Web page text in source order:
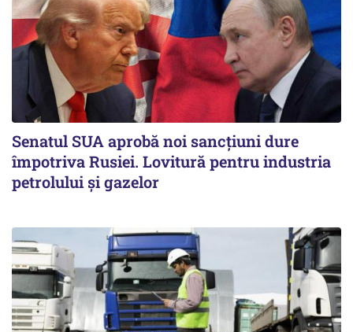
Senatul SUA aprobă noi sancțiuni dure
împotriva Rusiei. Lovitură pentru industria
petrolului și gazelor